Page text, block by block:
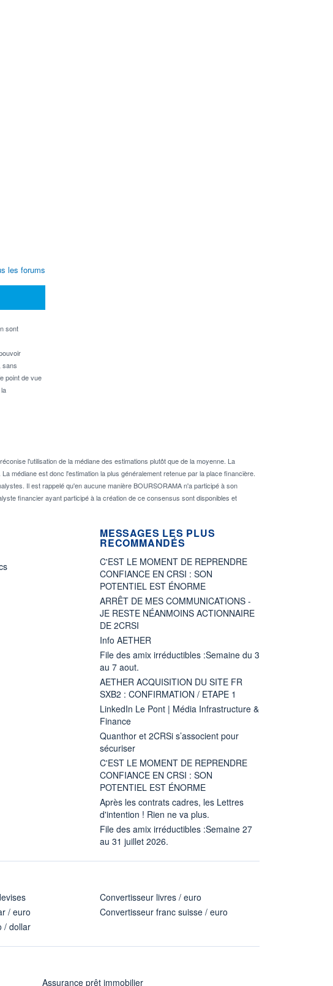
sont
sans
point de vue
les forums
l'utilisation de la médiane des estimations plutôt que de la moyenne. La
médiane est donc l'estimation la plus généralement retenue par la place financière.
Il est rappelé qu'en aucune manière BOURSORAMA n'a participé à son
financier ayant participé à la création de ce consensus sont disponibles et
MESSAGES LES PLUS
RECOMMANDÉS
C'EST LE MOMENT DE REPRENDRE
CONFIANCE EN CRSI : SON
POTENTIEL EST ÉNORME
ARRÊT DE MES COMMUNICATIONS -
JE RESTE NÉANMOINS ACTIONNAIRE
DE 2CRSI
Info AETHER
File des amix irréductibles :Semaine du 3
au 7 aout.
AETHER ACQUISITION DU SITE FR
SXB2 : CONFIRMATION / ETAPE 1
LinkedIn Le Pont | Média Infrastructure &
Finance
Quanthor et 2CRSi s’associent pour
sécuriser
C'EST LE MOMENT DE REPRENDRE
CONFIANCE EN CRSI : SON
POTENTIEL EST ÉNORME
Après les contrats cadres, les Lettres
d'intention ! Rien ne va plus.
File des amix irréductibles :Semaine 27
au 31 juillet 2026.
/ euro
/ dollar
Convertisseur livres / euro
Convertisseur franc suisse / euro
Assurance prêt immobilier